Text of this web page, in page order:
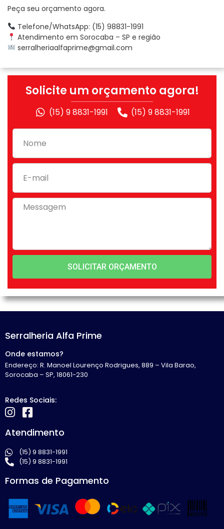
Peça seu orçamento agora.
Telefone/WhatsApp: (15) 98831-1991
Atendimento em Sorocaba – SP e região
serralheriaalfaprime@gmail.com
Solicite um orçamento agora!
(15) 9 8831-1991 (15) 9 8831-1991
SOLICITAR ORÇAMENTO
Serralheria Alfa Prime
Onde estamos?
Endereço: R. Manoel Lourenço Rodrigues, 889 – Vila Barao,
Sorocaba – SP, 18061-230
Redes Sociais:
Atendimento
(15) 9 8831-1991
(15) 9 8831-1991
Formas de Pagamento